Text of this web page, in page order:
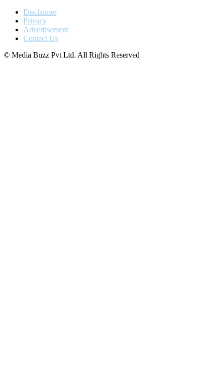
Disclaimer
Privacy
Advertisement
Contact Us
© Media Buzz Pvt Ltd. All Rights Reserved